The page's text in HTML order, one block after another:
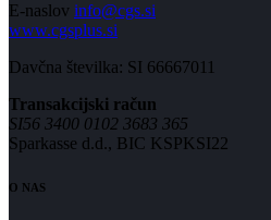
E-naslov info@cgs.si
www.cgsplus.si
Davčna številka: SI 66667011
Transakcijski račun
SI56 3400 0102 3683 365
Sparkasse d.d., BIC KSPKSI22
O NAS